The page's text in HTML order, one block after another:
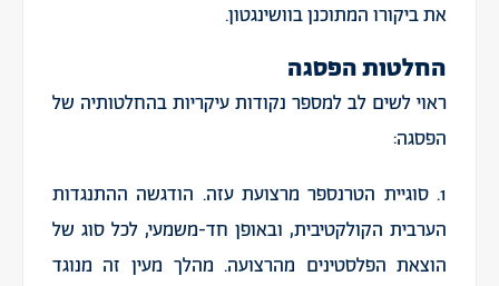
את ביקורו המתוכנן בוושינגטון.
החלטות הפסגה
ראוי לשים לב למספר נקודות עיקריות בהחלטותיה של
הפסגה:
1. סוגיית הטרנספר מרצועת עזה. הודגשה ההתנגדות
הערבית הקולקטיבית, ובאופן חד-משמעי, לכל סוג של
הוצאת הפלסטינים מהרצועה. מהלך מעין זה מנוגד